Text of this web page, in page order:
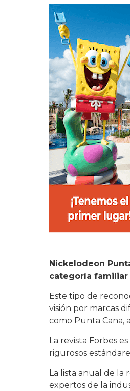
Nickelodeon
categoría familiar
Este tipo de
visión por marcas
como Punta Cana,
La revista Forbes
rigurosos
La lista anual de la
expertos de la